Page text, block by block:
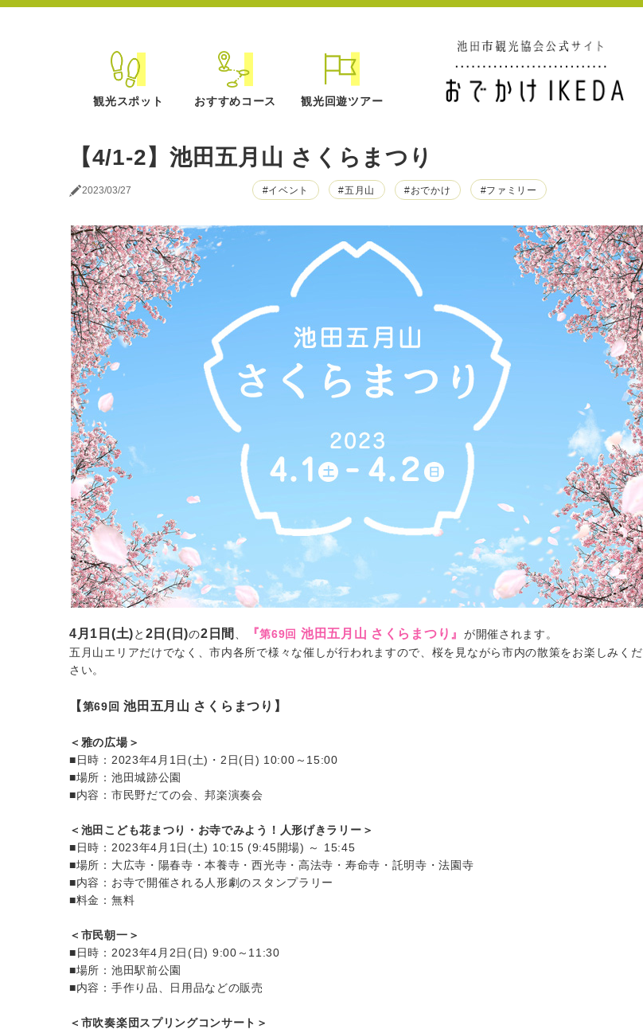
観光スポット おすすめコース 観光回遊ツアー
【4/1-2】池田五月山 さくらまつり
2023/03/27 #イベント #五月山 #おでかけ #ファミリー
4月1日(土)と 2日(日)の2日間 、 『第69回 池田五月山 さくらまつり』 が開催されます。
五月山エリアだけでなく、市内各所で様々な催しが行われますので、桜を見ながら市内の散策をお楽しみくだ
さい。
【第69回 池田五月山 さくらまつり】
＜雅の広場＞
■日時：2023年4月1日(土)・2日(日) 10:00～15:00
■場所：池田城跡公園
■内容：市民野だての会、邦楽演奏会
＜池田こども花まつり・お寺でみよう！人形げきラリー＞
■日時：2023年4月1日(土) 10:15 (9:45開場) ～ 15:45
■場所：大広寺・陽春寺・本養寺・西光寺・高法寺・寿命寺・託明寺・法園寺
■内容：お寺で開催される人形劇のスタンプラリー
■料金：無料
＜市民朝一＞
■日時：2023年4月2日(日) 9:00～11:30
■場所：池田駅前公園
■内容：手作り品、日用品などの販売
＜市吹奏楽団スプリングコンサート＞